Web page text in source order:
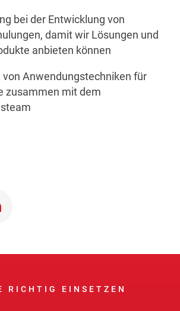
bei der Entwicklung von
damit wir Lösungen und
anbieten können
von Anwendungstechniken für
zusammen mit dem
RICHTIG EINSETZEN